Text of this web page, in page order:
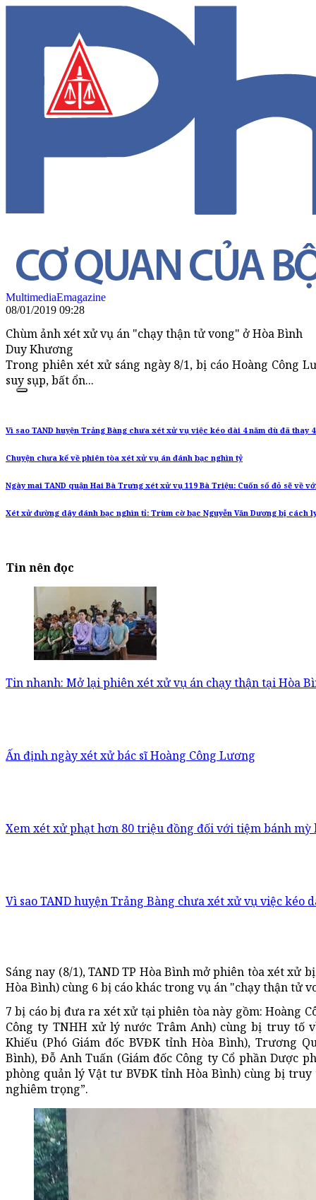
MultimediaEmagazine
08/01/2019 09:28
Chùm ảnh xét xử vụ án "chạy thận tử vong" ở Hòa Bình
Duy Khương
Trong phiên xét xử sáng ngày 8/1, bị cáo Hoàng Công
suy sụp, bất ổn...
Vì sao TAND huyện Trảng Bàng chưa xét xử vụ việc kéo dài 4 năm dù đã thay
Chuyện chưa kể về phiên tòa xét xử vụ án đánh bạc nghìn tỷ
Ngày mai TAND quận Hai Bà Trưng xét xử vụ 119 Bà Triệu: Cuốn sổ đỏ sẽ về
Xét xử đường dây đánh bạc nghìn tỉ: Trùm cờ bạc Nguyễn Văn Dương bị cách
Tin nên đọc
Tin nhanh: Mở lại phiên xét xử vụ án chạy thận tại Hòa
Ấn định ngày xét xử bác sĩ Hoàng Công Lương
Xem xét xử phạt hơn 80 triệu đồng đối với tiệm bánh
Vì sao TAND huyện Trảng Bàng chưa xét xử vụ việc kéo
Sáng nay (8/1), TAND TP Hòa Bình mở phiên tòa xét xử
Hòa Bình) cùng 6 bị cáo khác trong vụ án "chạy thận tử
7 bị cáo bị đưa ra xét xử tại phiên tòa này gồm: Hoàng
Công ty TNHH xử lý nước Trâm Anh) cùng bị truy tố
Khiếu (Phó Giám đốc BVĐK tỉnh Hòa Bình), Trương
Bình), Đỗ Anh Tuấn (Giám đốc Công ty Cổ phần Dược
phòng quản lý Vật tư BVĐK tỉnh Hòa Bình) cùng bị
nghiêm trọng”.